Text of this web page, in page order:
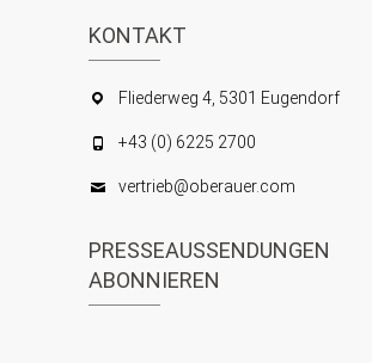
KONTAKT
Fliederweg 4, 5301 Eugendorf
+43 (0) 6225 2700
vertrieb@oberauer.com
PRESSEAUSSENDUNGEN
ABONNIEREN